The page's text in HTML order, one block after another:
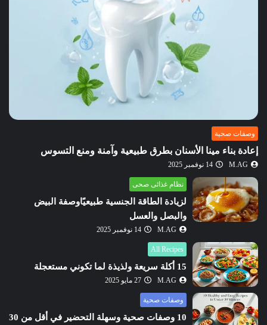
وصفات صحية
إعادة بناء مينا الأسنان بطرق طبيعية وآمنة ومنع التسوس
M.AG 14 نوفمبر 2025
نظام غذائى صحى
لزيادة الطاقة الجنسية طبيعيًاوصفة البيض
والبصل والعسل
M.AG 14 نوفمبر 2025
All Recipes
15 أكلة سريعة ولذيذة لما تكوني مستعجلة
M.AG 27 مايو 2025
وصفات صحية
10 وصفات صحية وسهلة التحضير في أقل من 30